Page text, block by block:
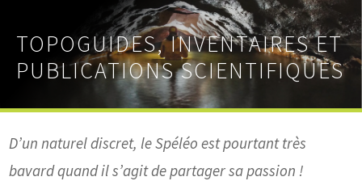
TOPOGUIDES, INVENTAIRES ET
PUBLICATIONS SCIENTIFIQUES
D’un naturel discret, le Spéléo est pourtant très
bavard quand il s’agit de partager sa passion !